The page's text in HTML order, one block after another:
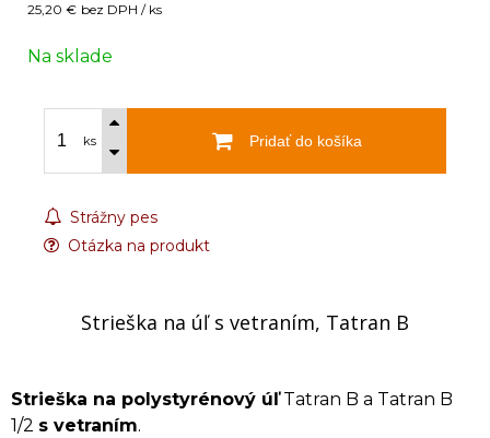
25,20 € bez DPH / ks
Na sklade
ks Pridať do košíka
Strážny pes
Otázka na produkt
Strieška na úľ s vetraním, Tatran B
Strieška na polystyrénový úľTatran B a Tatran B
1/2 s vetraním.